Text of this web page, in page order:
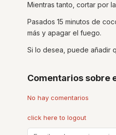
Mientras tanto, cortar por
Pasados 15 minutos de
más y apagar el fuego.
Si lo desea, puede añadir
Comentarios sobre
No hay comentarios
click here to logout